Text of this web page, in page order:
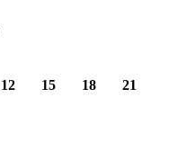
12 15 18 21